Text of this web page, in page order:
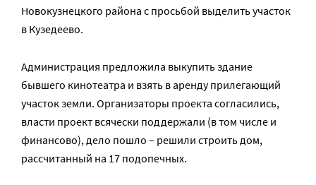
Новокузнецкого района с просьбой выделить участок
в Кузедеево.
Администрация предложила выкупить здание
бывшего кинотеатра и взять в аренду прилегающий
участок земли. Организаторы проекта согласились,
власти проект всячески поддержали (в том числе и
финансово), дело пошло – решили строить дом,
рассчитанный на 17 подопечных.